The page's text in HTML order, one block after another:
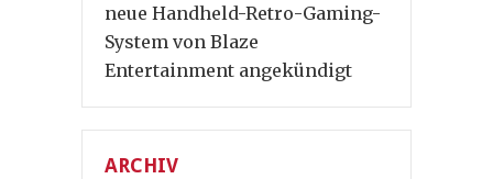
neue Handheld-Retro-Gaming-
System von Blaze
Entertainment angekündigt
ARCHIV